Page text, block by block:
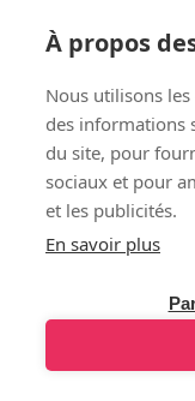
Colis envoyé par
Diffusion
Entrepôts et
près de
À propos
Nous utilisons
des informations
du site, pour
sociaux et pour
et les publicités.
En savoir plus